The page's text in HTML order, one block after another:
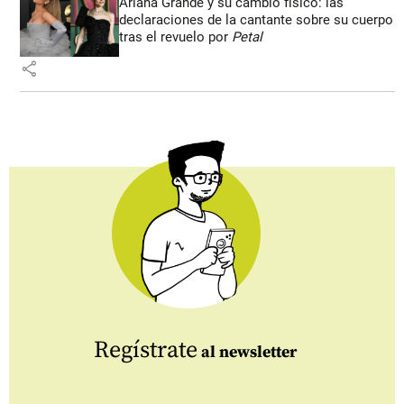
declaraciones de la cantante sobre su cuerpo
tras el revuelo por Petal
share
Regístrate al newsletter